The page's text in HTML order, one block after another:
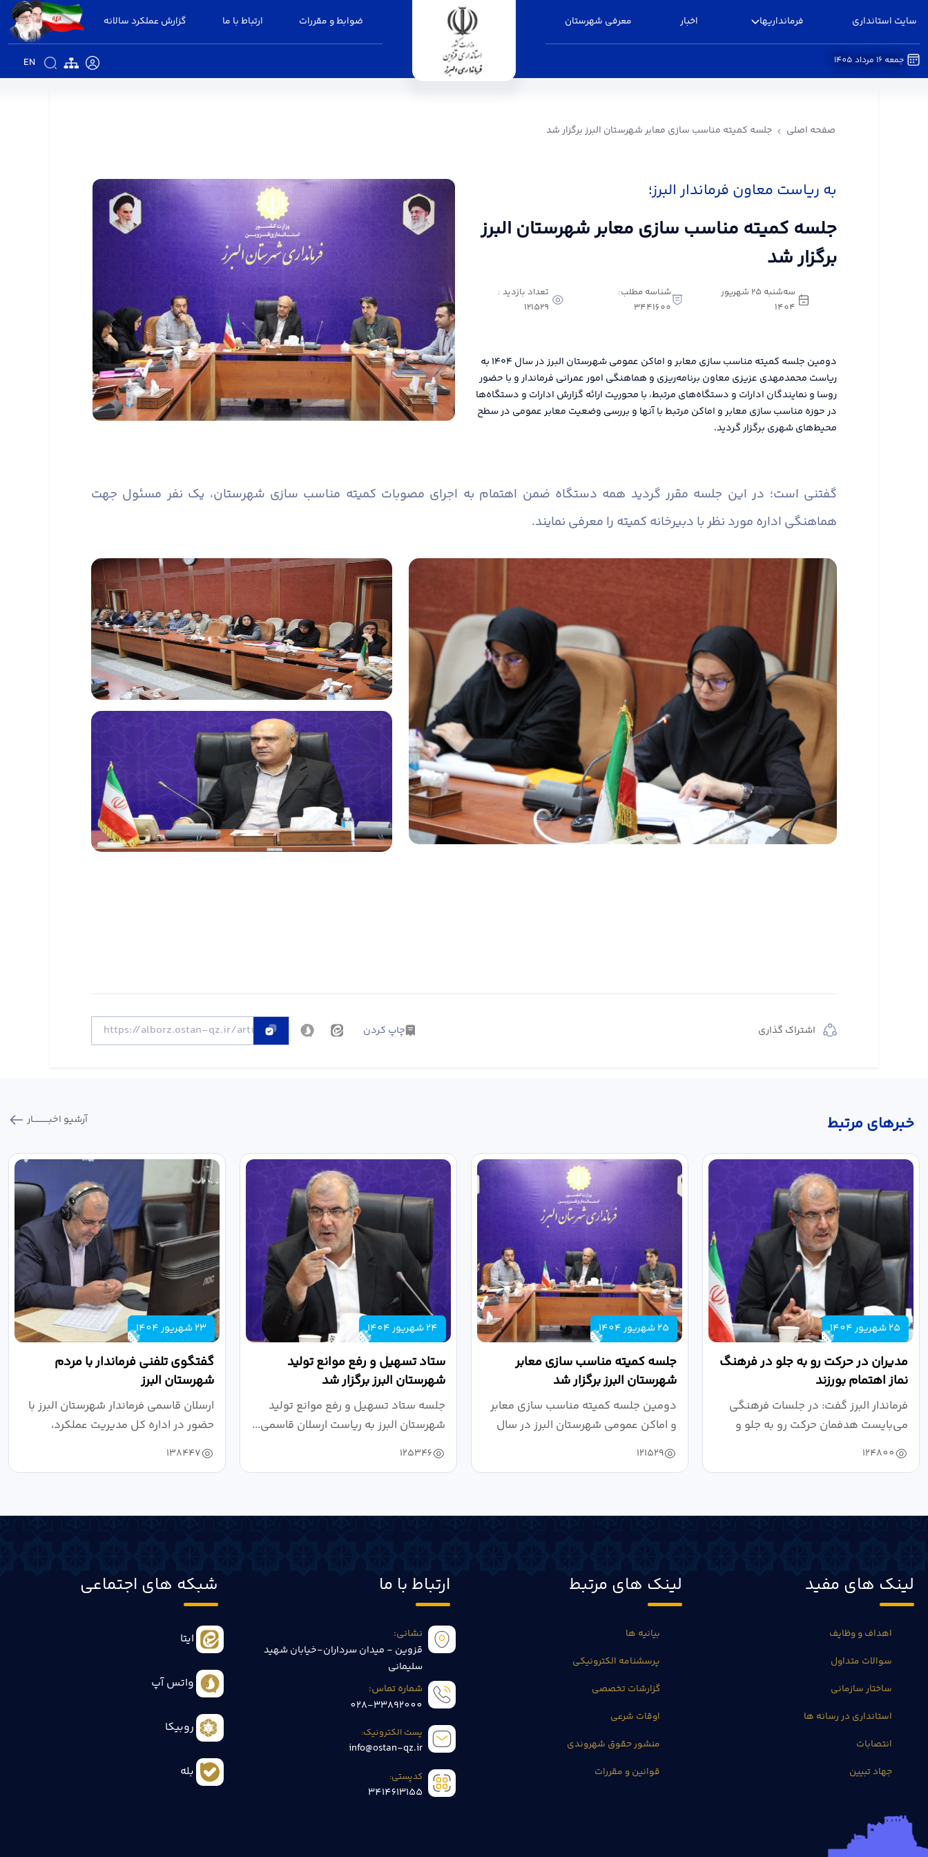
سایت استانداری فرمانداریها اخبار معرفی شهرستان ضوابط و مقررات ارتباط با ما گزارش عملکرد سالانه
EN جمعه 16 مرداد 1405
صفحه اصلی جلسه کمیته مناسب سازی معابر شهرستان البرز برگزار شد
به ریاست معاون فرماندار البرز؛
جلسه کمیته مناسب سازی معابر شهرستان البرز
برگزار شد
سه‌شنبه 25 شهریور
1404
شناسه مطلب:
3441600
تعداد بازدید :
121529
دومین جلسه کمیته مناسب سازی معابر و اماکن عمومی شهرستان البرز در سال ۱۴۰۴ به
ریاست محمدمهدی عزیزی معاون برنامه‌ریزی و هماهنگی امور عمرانی فرماندار و با حضور
روسا و نمایندگان ادارات و دستگاه‌های مرتبط، با محوریت ارائه گزارش ادارات و دستگاه‌ها
در حوزه مناسب سازی معابر و اماکن مرتبط با آنها و بررسی وضعیت معابر عمومی در سطح
محیط‌های شهری برگزار گردید.
گفتنی است؛ در این جلسه مقرر گردید همه دستگاه ضمن اهتمام به اجرای مصوبات کمیته مناسب سازی شهرستان، یک نفر مسئول جهت
هماهنگی اداره مورد نظر با دبیرخانه کمیته را معرفی نمایند.
اشتراک گذاری چاپ کردن
خبر‌های مرتبط آرشیو اخبـــــــــــار
25 شهریور 1404
مدیران در حرکت رو به جلو در فرهنگ
نماز اهتمام بورزند
فرماندار البرز گفت: در جلسات فرهنگی
می‌بایست هدفمان حرکت رو به جلو و
دستیابی...
124800
25 شهریور 1404
جلسه کمیته مناسب سازی معابر
شهرستان البرز برگزار شد
دومین جلسه کمیته مناسب سازی معابر
و اماکن عمومی شهرستان البرز در سال
۱۴۰۴ به...
121529
24 شهریور 1404
ستاد تسهیل و رفع موانع تولید
شهرستان البرز برگزار شد
جلسه ستاد تسهیل و رفع موانع تولید
شهرستان البرز به ریاست ارسلان قاسمی...
125346
23 شهریور 1404
گفتگوی تلفنی فرماندار با مردم
شهرستان البرز
ارسلان قاسمی فرماندار شهرستان البرز با
حضور در اداره کل مدیریت عملکرد،
بازرسی...
138447
لینک های مفید
اهداف و وظایف
سوالات متداول
ساختار سازمانی
استانداری در رسانه ها
انتصابات
جهاد تبیین
لینک های مرتبط
بیانیه ها
پرسشنامه الکترونیکی
گزارشات تخصصی
اوقات شرعی
منشور حقوق شهروندی
قوانین و مقررات
ارتباط با ما
نشانی:
قزوین - میدان سرداران-خیابان شهید
سلیمانی
شماره تماس:
028-33892000
پست الکترونیک:
info@ostan-qz.ir
کدپستی:
3414613155
شبکه های اجتماعی
ایتا
واتس آپ
روبیکا
بله